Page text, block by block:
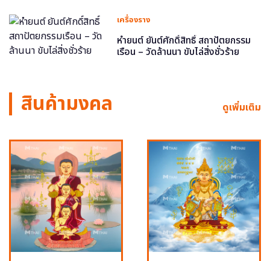
เครื่องราง
หำยนต์ ยันต์ศักดิ์สิทธิ์ สถาปัตยกรรม
เรือน – วัดล้านนา ขับไล่สิ่งชั่วร้าย
สินค้ามงคล ดูเพิ่มเติม